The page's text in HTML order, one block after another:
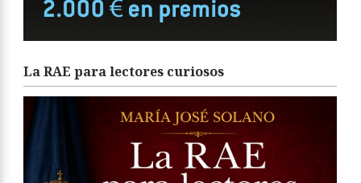
La RAE para lectores curiosos